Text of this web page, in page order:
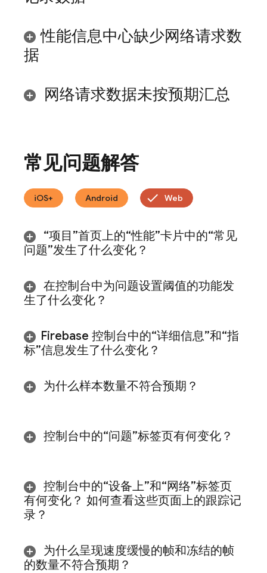
性能信息中心缺少网络请求数
据
网络请求数据未按预期汇总
常见问题解答
iOS+ Android Web
“项目”首页上的“性能”卡片中的“常见
问题”发生了什么变化？
在控制台中为问题设置阈值的功能发
生了什么变化？
Firebase 控制台中的“详细信息”和“指
标”信息发生了什么变化？
为什么样本数量不符合预期？
控制台中的“问题”标签页有何变化？
控制台中的“设备上”和“网络”标签页
有何变化？ 如何查看这些页面上的跟踪记
录？
为什么呈现速度缓慢的帧和冻结的帧
的数量不符合预期？